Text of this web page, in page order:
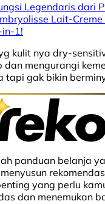
Legendaris dari
Lait-Creme
in-1!
kulit nya dry-
dan mengurangi
tapi gak bikin
panduan belanja
yang perlu
dan menemukan